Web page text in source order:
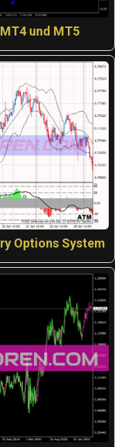
und MT5
Options System